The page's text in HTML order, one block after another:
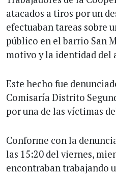
atacados a tiros por un
efectuaban tareas sobre
público en el barrio San
motivo y la identidad del
Este hecho fue
Comisaría Distrito
por una de las víctimas
Conforme con la
las 15:20 del viernes,
encontraban trabajando